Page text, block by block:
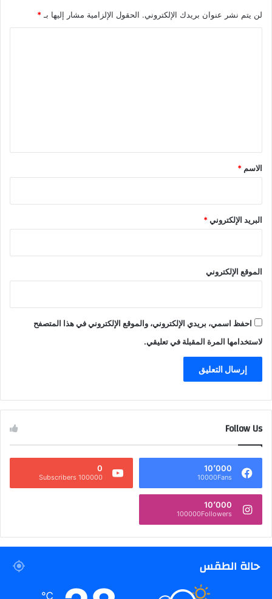
لن يتم نشر عنوان بريدك الإلكتروني. الحقول الإلزامية مشار إليها بـ *
*
الاسم *
البريد الإلكتروني*
الموقع الإلكتروني
احفظ اسمي، بريدي الإلكتروني، والموقع الإلكتروني في هذا المتصفح
لاستخدامها المرة المقبلة في تعليقي.
Follow Us
10٬000
10000Fans
0
100000 Subscribers
10٬000
100000Followers
حالة الطقس
℃